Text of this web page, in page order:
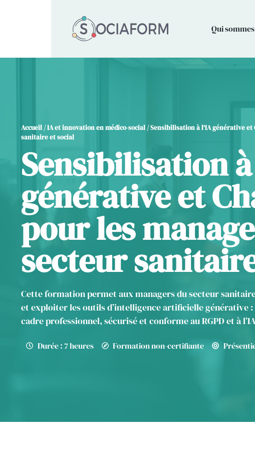
Qui
Accueil /IA et innovation en médico-social / Sensibilisation à l’IA générative et
sanitaire et social
Sensibilisation à
générative et
pour les
secteur
Cette formation permet aux managers du secteur
et exploiter les outils d’intelligence artificielle générative :
cadre professionnel, sécurisé et conforme au RGPD et à
Durée : 7 heures Formation non-certifiante